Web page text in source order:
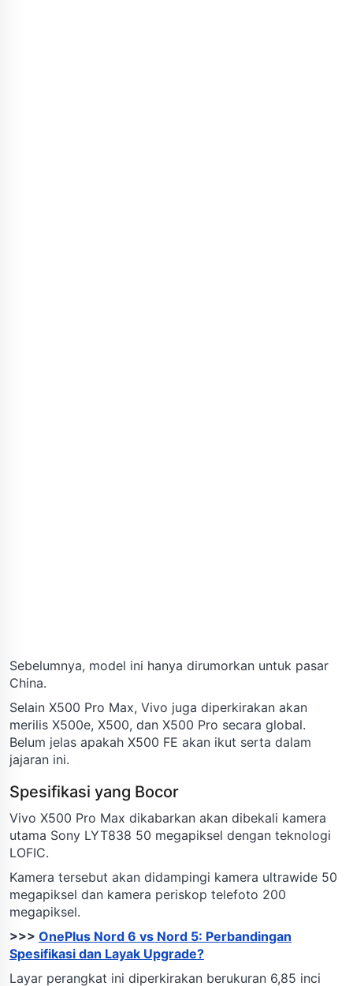
Sebelumnya, model ini hanya dirumorkan untuk pasar
China.
Selain X500 Pro Max, Vivo juga diperkirakan akan
merilis X500e, X500, dan X500 Pro secara global.
Belum jelas apakah X500 FE akan ikut serta dalam
jajaran ini.
Spesifikasi yang Bocor
Vivo X500 Pro Max dikabarkan akan dibekali kamera
utama Sony LYT838 50 megapiksel dengan teknologi
LOFIC.
Kamera tersebut akan didampingi kamera ultrawide 50
megapiksel dan kamera periskop telefoto 200
megapiksel.
>>> OnePlus Nord 6 vs Nord 5: Perbandingan
Spesifikasi dan Layak Upgrade?
Layar perangkat ini diperkirakan berukuran 6,85 inci